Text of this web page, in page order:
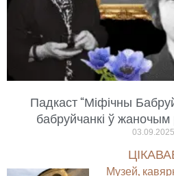
Падкаст “Міфічны
бабруйчанкі ў жаночым
03.09.2025
Музей,